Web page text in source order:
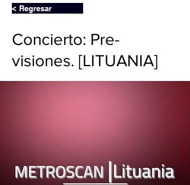
< Regresar
Concierto: Pre-
visiones. [LITUANIA]